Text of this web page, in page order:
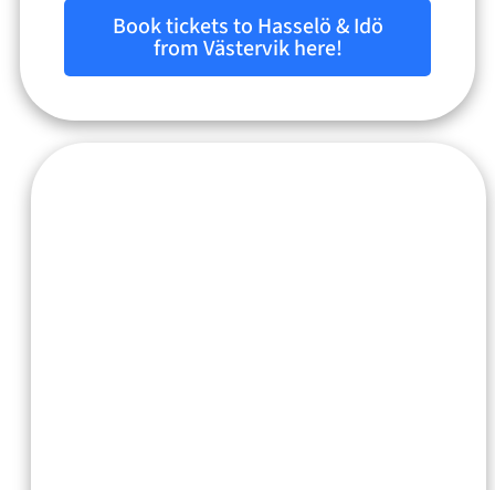
Book tickets to Hasselö & Idö
from Västervik here!